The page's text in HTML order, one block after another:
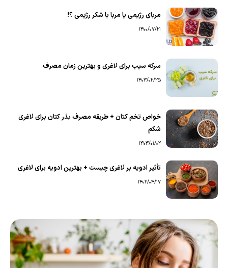
مربای رژیمی یا مربا با شکر رژیمی ؟!
1400/07/21
سرکه سیب برای لاغری و بهترین زمان مصرف
1403/02/25
خواص تخم کتان + طریقه مصرف بذر کتان برای لاغری
شکم
1403/01/02
تأثیر ادویه بر لاغری چیست + بهترین ادویه برای لاغری
1402/04/17